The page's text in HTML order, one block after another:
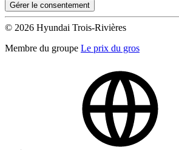
Gérer le consentement
© 2026 Hyundai Trois-Rivières
Membre du groupe Le prix du gros